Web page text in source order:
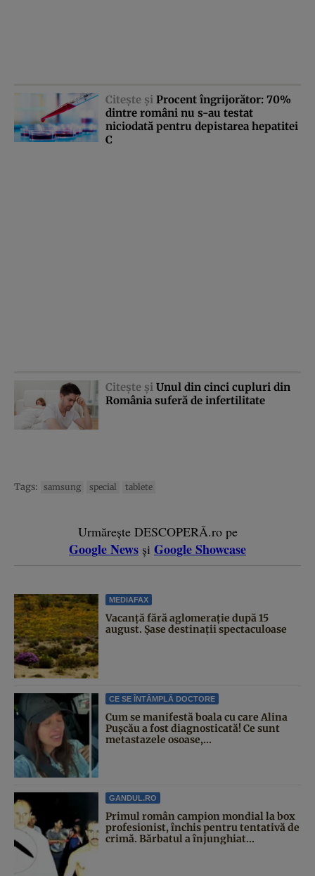
Citeşte şi Procent îngrijorător: 70%
dintre români nu s-au testat
niciodată pentru depistarea hepatitei
C
Citeşte şi Unul din cinci cupluri din
România suferă de infertilitate
Tags: samsung special tablete
Urmărește DESCOPERĂ.ro pe
Google News și Google Showcase
MEDIAFAX
Vacanță fără aglomerație după 15
august. Șase destinații spectaculoase
CE SE ÎNTÂMPLĂ DOCTORE
Cum se manifestă boala cu care Alina
Pușcău a fost diagnosticată! Ce sunt
metastazele osoase,...
GANDUL.RO
Primul român campion mondial la box
profesionist, închis pentru tentativă de
crimă. Bărbatul a înjunghiat...